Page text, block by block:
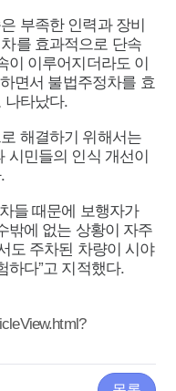
부족한 인력과 장비
를 효과적으로 단속
이 이루어지더라도 이
면서 불법주정차를 효
타났다.
해결하기 위해서는
시민들의 인식 개선이
들 때문에 보행자가
밖에 없는 상황이 자주
도 주차된 차량이 시야
하다”고 지적했다.